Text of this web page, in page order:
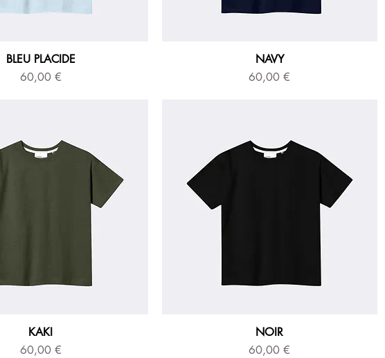
BLEU PLACIDE
Prix
60,00 €
NAVY
Prix
60,00 €
KAKI
Prix
60,00 €
NOIR
Prix
60,00 €